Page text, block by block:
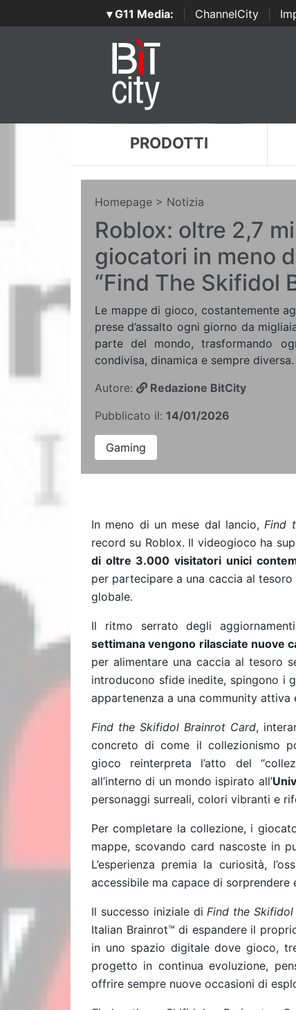
▾ G11 Media: ChannelCity
PRODOTTI
Homepage > Notizia
Roblox: oltre 2,7
giocatori in meno
“Find The Skifidol
Le mappe di gioco, costantemente
prese d’assalto ogni giorno da
parte del mondo, trasformando
condivisa, dinamica e sempre diversa.
Autore:
Redazione BitCity
Pubblicato il: 14/01/2026
Gaming
In meno di un mese dal lancio,Find
record su Roblox. Il videogioco ha
di oltre 3.000 visitatori unici
per partecipare a una caccia al
globale.
Il ritmo serrato degli
settimana vengono rilasciate nuove
per alimentare una caccia al tesoro
introducono sfide inedite, spingono i
appartenenza a una community attiva
Find the Skifidol Brainrot Card,
concreto di come il collezionismo
gioco reinterpreta l’atto del
all’interno di un mondo ispirato all’
personaggi surreali, colori vibranti e
Per completare la collezione, i
mappe, scovando card nascoste in
L’esperienza premia la curiosità,
accessibile ma capace di
Il successo iniziale diFind the
Italian Brainrot™ di espandere il
in uno spazio digitale dove gioco,
progetto in continua evoluzione,
offrire sempre nuove occasioni di